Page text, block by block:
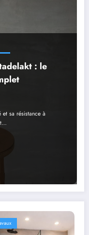
: le
et sa résistance à